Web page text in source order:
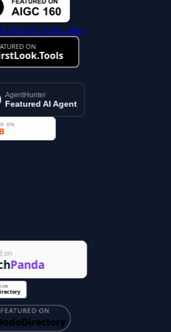
AI Tool Center
AgentHunter
Featured AI Agent